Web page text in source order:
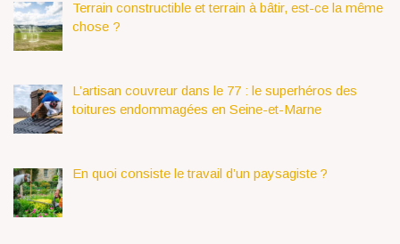
Terrain constructible et terrain à bâtir, est-ce la même
chose ?
L’artisan couvreur dans le 77 : le superhéros des
toitures endommagées en Seine-et-Marne
En quoi consiste le travail d’un paysagiste ?